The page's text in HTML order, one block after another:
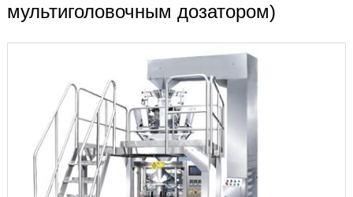
мультиголовочным дозатором)